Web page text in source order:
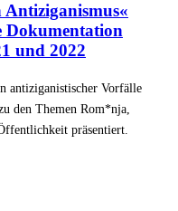
Dokumentation
und 2022
antiziganistischer Vorfälle
den Themen Rom*nja,
präsentiert.